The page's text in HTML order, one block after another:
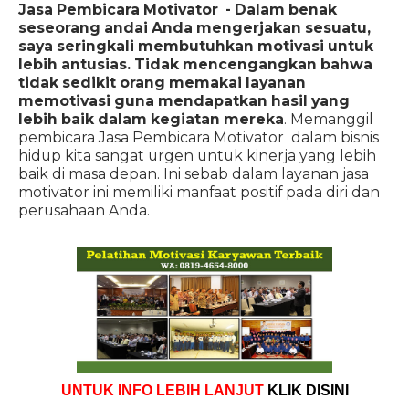
Jasa Pembicara Motivator - Dalam benak
seseorang andai Anda mengerjakan sesuatu,
saya seringkali membutuhkan motivasi untuk
lebih antusias. Tidak mencengangkan bahwa
tidak sedikit orang memakai layanan
memotivasi guna mendapatkan hasil yang
lebih baik dalam kegiatan mereka. Memanggil
pembicara Jasa Pembicara Motivator dalam bisnis
hidup kita sangat urgen untuk kinerja yang lebih
baik di masa depan. Ini sebab dalam layanan jasa
motivator ini memiliki manfaat positif pada diri dan
perusahaan Anda.
UNTUK INFO LEBIH LANJUT KLIK DISINI